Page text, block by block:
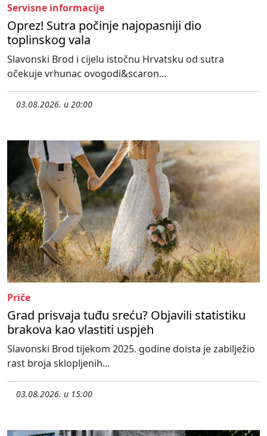
Servisne informacije
Oprez! Sutra počinje najopasniji dio
toplinskog vala
Slavonski Brod i cijelu istočnu Hrvatsku od sutra
očekuje vrhunac ovogodi&scaron...
03.08.2026. u 20:00
Priče
Grad prisvaja tuđu sreću? Objavili statistiku
brakova kao vlastiti uspjeh
Slavonski Brod tijekom 2025. godine doista je zabilježio
rast broja sklopljenih...
03.08.2026. u 15:00